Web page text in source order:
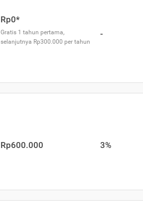
Rp0*
Gratis 1 tahun pertama,
selanjutnya Rp300.000 per tahun
-
Rp600.000 3%